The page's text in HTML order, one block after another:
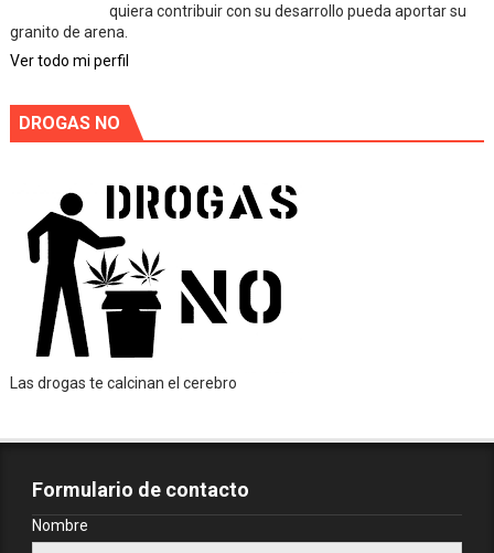
quiera contribuir con su desarrollo pueda aportar su
granito de arena.
Ver todo mi perfil
DROGAS NO
Las drogas te calcinan el cerebro
Formulario de contacto
Nombre